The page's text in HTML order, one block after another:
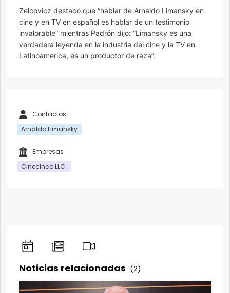
Zelcovicz destacó que “hablar de Arnaldo Limansky en
cine y en TV en español es hablar de un testimonio
invalorable” mientras Padrón dijo: “Limansky es una
verdadera leyenda en la industria del cine y la TV en
Latinoamérica, es un productor de raza”.
Contactos
Arnaldo Limansky
Empresas
Cinecinco LLC.
Noticias relacionadas (2)